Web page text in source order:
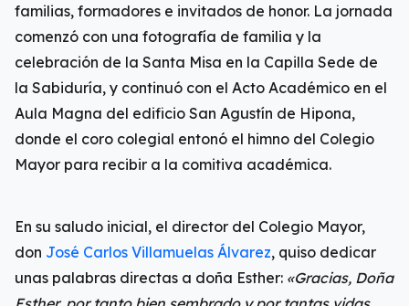
familias, formadores e invitados de honor. La jornada
comenzó con una fotografía de familia y la
celebración de la Santa Misa en la Capilla Sede de
la Sabiduría, y continuó con el Acto Académico en el
Aula Magna del edificio San Agustín de Hipona,
donde el coro colegial entonó el himno del Colegio
Mayor para recibir a la comitiva académica.
En su saludo inicial, el director del Colegio Mayor,
don José Carlos Villamuelas Álvarez, quiso dedicar
unas palabras directas a doña Esther: «Gracias, Doña